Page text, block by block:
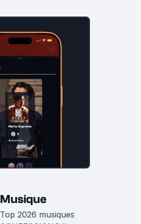
Musique
Top 2026 musiques